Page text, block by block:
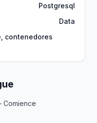
Postgresql
Data
contenedores